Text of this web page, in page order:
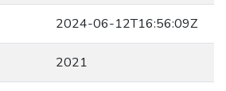
2024-06-12T16:56:09Z
2021